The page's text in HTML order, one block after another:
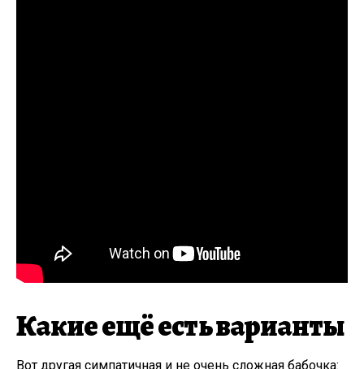
Какие ещё есть варианты
Вот другая симпатичная и не очень сложная бабочка: